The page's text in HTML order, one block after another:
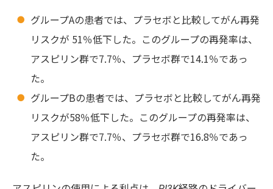
グループAの患者では、プラセボと比較してがん再発
リスクが 51％低下した。このグループの再発率は、
アスピリン群で7.7％、プラセボ群で14.1％であっ
た。
グループBの患者では、プラセボと比較してがん再発
リスクが58％低下した。このグループの再発率は、
アスピリン群で7.7％、プラセボ群で16.8％であっ
た。